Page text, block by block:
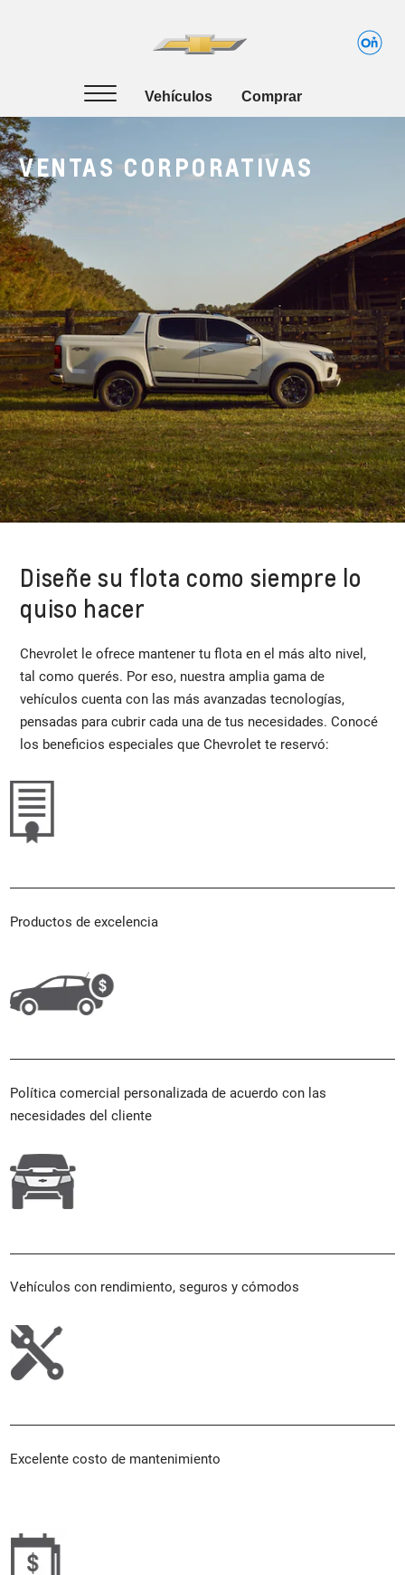
VENTAS CORPORATIVAS
Diseñe su flota como siempre lo
quiso hacer
Chevrolet le ofrece mantener tu flota en el más alto nivel,
tal como querés. Por eso, nuestra amplia gama de
vehículos cuenta con las más avanzadas tecnologías,
pensadas para cubrir cada una de tus necesidades. Conocé
los beneficios especiales que Chevrolet te reservó:
Productos de excelencia
Política comercial personalizada de acuerdo con las
necesidades del cliente
Vehículos con rendimiento, seguros y cómodos
Excelente costo de mantenimiento